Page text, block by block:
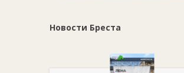
Новости Бреста